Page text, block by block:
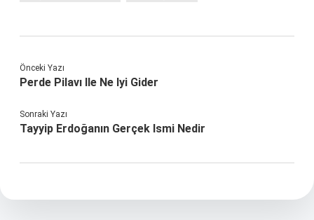
Önceki Yazı
Perde Pilavı Ile Ne Iyi Gider
Sonraki Yazı
Tayyip Erdoğanın Gerçek Ismi Nedir